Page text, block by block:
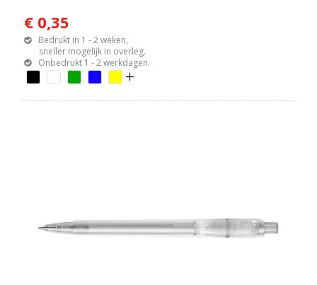
€ 0,35
Bedrukt in 1 - 2 weken,
sneller mogelijk in overleg.
Onbedrukt 1 - 2 werkdagen.